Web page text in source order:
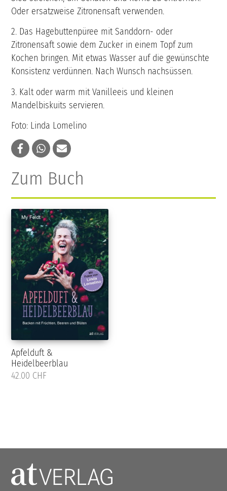
Oder ersatzweise Zitronensaft verwenden.
2. Das Hagebuttenpüree mit Sanddorn- oder
Zitronensaft sowie dem Zucker in einem Topf zum
Kochen bringen. Mit etwas Wasser auf die gewünschte
Konsistenz verdünnen. Nach Wunsch nachsüssen.
3. Kalt oder warm mit Vanilleeis und kleinen
Mandelbiskuits servieren.
Foto: Linda Lomelino
Zum Buch
Apfelduft &
Heidelbeerblau
42.00 CHF